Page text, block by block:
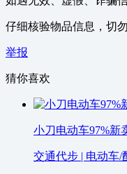
仔细核验物品信息，切
举报
猜你喜欢
小刀电动车97%新
交通代步 | 电动车/